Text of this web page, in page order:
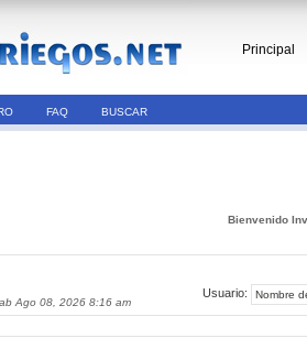
Principal
FAQ BUSCAR
Bienvenido
Ago 08, 2026 8:16 am
Usuario: